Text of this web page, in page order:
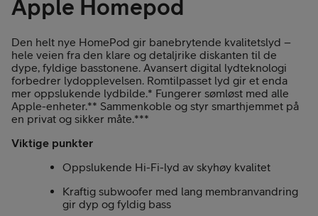
Apple Homepod
Den helt nye HomePod gir banebrytende kvalitetslyd –
hele veien fra den klare og detaljrike diskanten til de
dype, fyldige basstonene. Avansert digital lydteknologi
forbedrer lydopplevelsen. Romtilpasset lyd gir et enda
mer oppslukende lydbilde.* Fungerer sømløst med alle
Apple-enheter.** Sammenkoble og styr smarthjemmet på
en privat og sikker måte.***
Viktige punkter
Oppslukende Hi-Fi-lyd av skyhøy kvalitet
Kraftig subwoofer med lang membranvandring
gir dyp og fyldig bass